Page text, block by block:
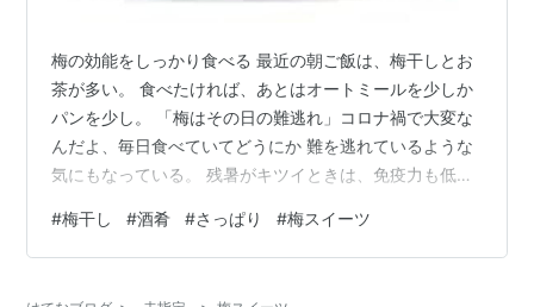
梅の効能をしっかり食べる 最近の朝ご飯は、梅干しとお
茶が多い。 食べたければ、あとはオートミールを少しか
パンを少し。 「梅はその日の難逃れ」コロナ禍で大変な
んだよ、毎日食べていてどうにか 難を逃れているような
気にもなっている。 残暑がキツイときは、免疫力も低下
にも１つは食べて出かけるといいのです。 梅干しは、生
活習慣病の予防にもいいし、活性酸素のを抑える働きも
#梅干し #酒肴 #さっぱり #梅スイーツ